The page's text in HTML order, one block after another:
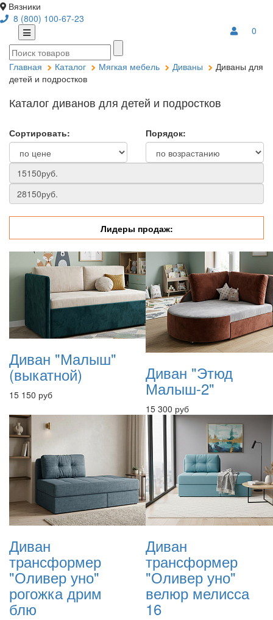
Вязники
8 (800) 100-67-23
0
Главная Каталог Мягкая мебель Диваны
Диваны для
детей и подростков
Каталог диванов для детей и подростков
Сортировать: Порядок:
Лидеры продаж:
Диван "Малыш"
(выкатной)
15 150 руб
Диван "Этюд
Малыш-2"
15 300 руб
Диван
трансформер
"Оливер уно"
рогожка дрим
блю
Диван
трансформер
"Оливер уно"
велюр мелисса
16